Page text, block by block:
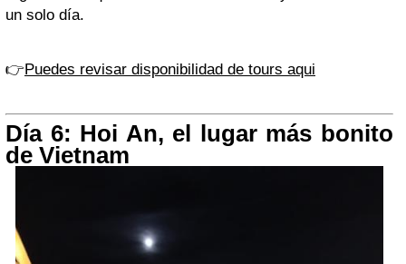
un solo día.
👉Puedes revisar disponibilidad de tours aqui
Día 6: Hoi An, el lugar más bonito
de Vietnam